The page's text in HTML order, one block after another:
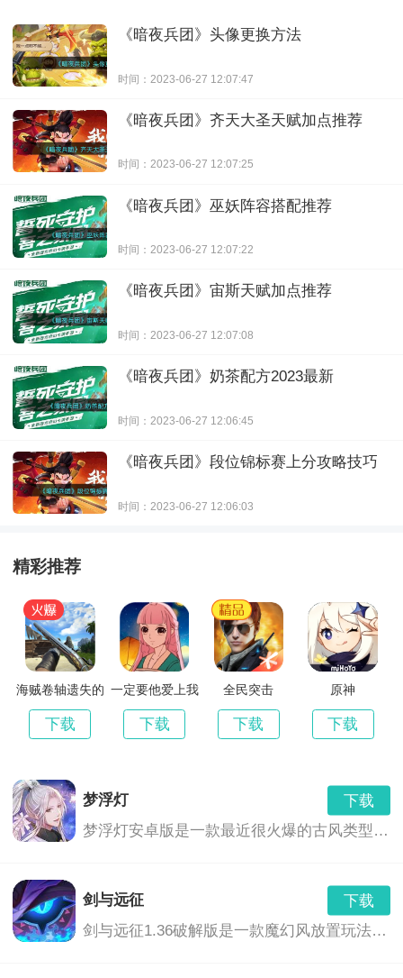
《暗夜兵团》头像更换方法
时间：2023-06-27 12:07:47
《暗夜兵团》齐天大圣天赋加点推荐
时间：2023-06-27 12:07:25
《暗夜兵团》巫妖阵容搭配推荐
时间：2023-06-27 12:07:22
《暗夜兵团》宙斯天赋加点推荐
时间：2023-06-27 12:07:08
《暗夜兵团》奶茶配方2023最新
时间：2023-06-27 12:06:45
《暗夜兵团》段位锦标赛上分攻略技巧
时间：2023-06-27 12:06:03
精彩推荐
海贼卷轴遗失的
下载
一定要他爱上我
下载
全民突击
下载
原神
下载
梦浮灯
下载
梦浮灯安卓版是一款最近很火爆的古风类型的恋爱手机游戏。梦浮灯游戏中有着精美的画面和音效，中国风的画风，各具特色的男对象，精彩的CG动画，根据你的选择也会产生不同的结局。
剑与远征
下载
剑与远征1.36破解版是一款魔幻风放置玩法的卡牌养成游戏,玩家们将会继承神灵的意志,前去讨伐黑暗之力,这里拥有着非常奇幻的游...,剑与远征1.36破解版免费下载地址...